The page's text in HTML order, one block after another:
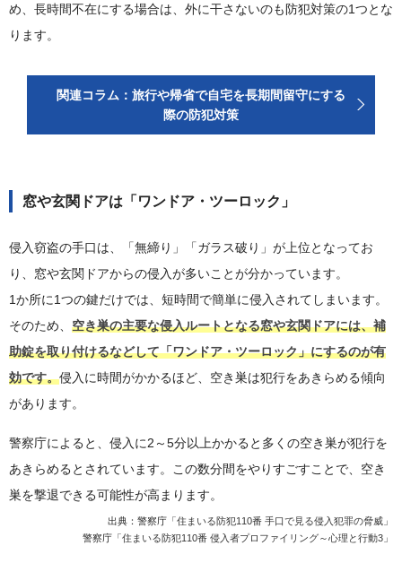
め、長時間不在にする場合は、外に干さないのも防犯対策の1つとな
ります。
関連コラム：旅行や帰省で自宅を長期間留守にする
際の防犯対策
窓や玄関ドアは「ワンドア・ツーロック」
侵入窃盗の手口は、「無締り」「ガラス破り」が上位となってお
り、窓や玄関ドアからの侵入が多いことが分かっています。
1か所に1つの鍵だけでは、短時間で簡単に侵入されてしまいます。
そのため、 空き巣の主要な侵入ルートとなる窓や玄関ドアには、補
助錠を取り付けるなどして「ワンドア・ツーロック」にするのが有
効です。侵入に時間がかかるほど、空き巣は犯行をあきらめる傾向
があります。
警察庁によると、侵入に2～5分以上かかると多くの空き巣が犯行を
あきらめるとされています。この数分間をやりすごすことで、空き
巣を撃退できる可能性が高まります。
出典：警察庁「住まいる防犯110番 手口で見る侵入犯罪の脅威 」
警察庁「住まいる防犯110番 侵入者プロファイリング～心理と行動3 」